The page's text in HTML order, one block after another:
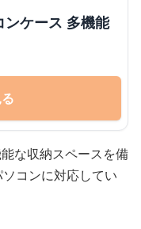
ケース 多機能
な収納スペースを備
コンに対応してい